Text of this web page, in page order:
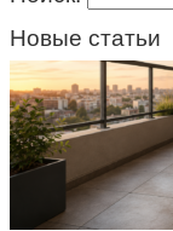
Новые статьи